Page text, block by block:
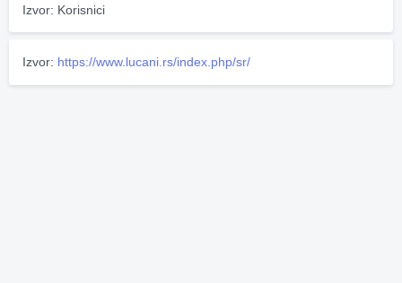
Izvor: Korisnici
Izvor: https://www.lucani.rs/index.php/sr/